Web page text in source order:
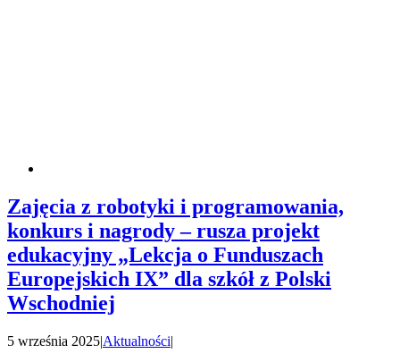
Zajęcia z robotyki i programowania,
konkurs i nagrody – rusza projekt
edukacyjny „Lekcja o Funduszach
Europejskich IX” dla szkół z Polski
Wschodniej
5 września 2025|Aktualności|